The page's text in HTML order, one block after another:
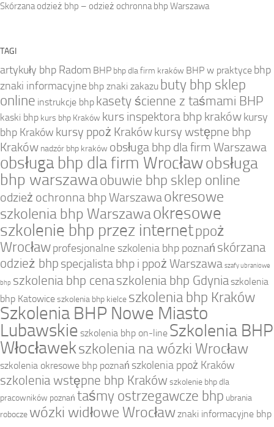
Skórzana odzież bhp – odzież ochronna bhp Warszawa
TAGI
artykuły bhp Radom BHP bhp dla firm kraków BHP w praktyce bhp
znaki informacyjne bhp znaki zakazu buty bhp sklep
online instrukcje bhp kasety ścienne z taśmami BHP
kaski bhp kurs bhp Kraków kurs inspektora bhp krakówkursy
bhp Kraków kursy ppoż Krakówkursy wstępne bhp
Kraków nadzór bhp kraków obsługa bhp dla firm Warszawa
obsługa bhp dla firm Wrocławobsługa
bhp warszawaobuwie bhp sklep online
odzież ochronna bhp Warszawaokresowe
szkolenia bhp Warszawaokresowe
szkolenie bhp przez internetppoż
Wrocławprofesjonalne szkolenia bhp poznań skórzana
odzież bhp specjalista bhp i ppoż Warszawa szafy ubraniowe
bhp szkolenia bhp cenaszkolenia bhp Gdyniaszkolenia
bhp Katowiceszkolenia bhp kielce szkolenia bhp Kraków
Szkolenia BHP Nowe Miasto
Lubawskie szkolenia bhp on-line Szkolenia BHP
Włocławekszkolenia na wózki Wrocław
szkolenia okresowe bhp poznań szkolenia ppoż Kraków
szkolenia wstępne bhp Kraków szkolenie bhp dla
pracowników poznań taśmy ostrzegawcze bhp ubrania
robocze wózki widłowe Wrocławznaki informacyjne bhp